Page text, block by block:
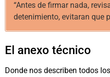
“Antes de firmar nada,
detenimiento, evitaran que
El anexo técnico
Donde nos describen todos